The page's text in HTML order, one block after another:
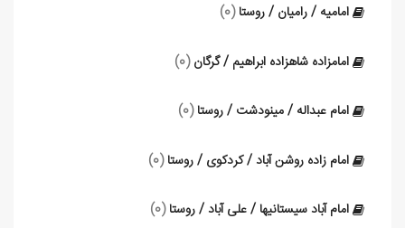
امامیه / رامیان / روستا (0)
امامزاده شاهزاده ابراهیم / گرگان (0)
امام عبداله / مینودشت / روستا (0)
امام زاده روشن آباد / کردکوی / روستا (0)
امام آباد سیستانیها / علی آباد / روستا (0)